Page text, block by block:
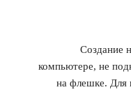
Создание
компьютере, не
на флешке. Для